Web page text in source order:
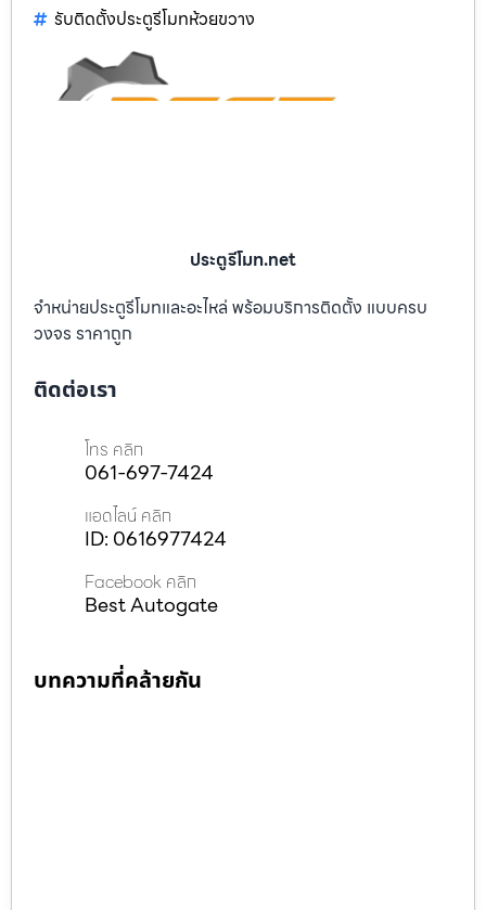
รับติดตั้งประตูรีโมทห้วยขวาง
ประตูรีโมท.net
จำหน่ายประตูรีโมทและอะไหล่ พร้อมบริการติดตั้ง แบบครบ
วงจร ราคาถูก
ติดต่อเรา
โทร คลิก
061-697-7424
แอดไลน์ คลิก
ID: 0616977424
Facebook คลิก
Best Autogate
บทความที่คล้ายกัน